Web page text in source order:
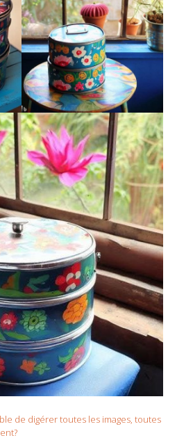
de digérer toutes les images, toutes